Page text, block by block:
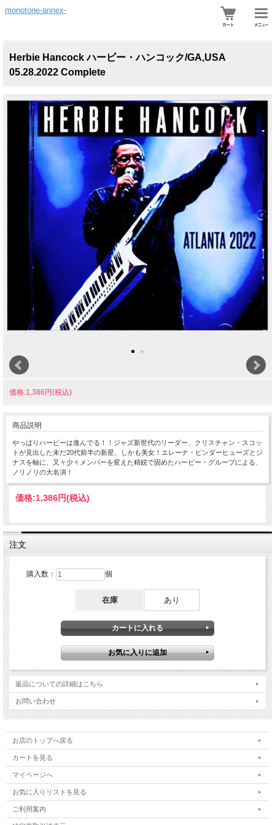
monotone-annex-
Herbie Hancock ハービー・ハンコック/GA,USA
05.28.2022 Complete
価格:1,386円(税込)
商品説明
やっぱりハービーは進んでる！！ジャズ新世代のリーダー、クリスチャン・スコッ
トが見出した未だ20代前半の新星、しかも美女！エレーナ・ピンダーヒューズとジ
ナスを軸に、又々少々メンバーを変えた精鋭で固めたハービー・グループによる、
ノリノリの大名演！
価格:1,386円(税込)
注文
購入数： 個
在庫 あり
返品についての詳細はこちら
お問い合わせ
お店のトップへ戻る
カートを見る
マイページへ
お気に入りリストを見る
ご利用案内